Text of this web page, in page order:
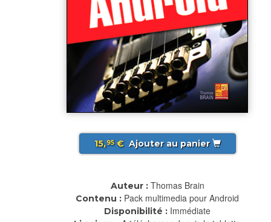
15,95€ Ajouter au panier
Auteur : Thomas Brain
Contenu : Pack multimedia pour Android
Disponibilité : Immédiate